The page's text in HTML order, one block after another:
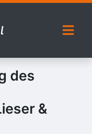
des
&